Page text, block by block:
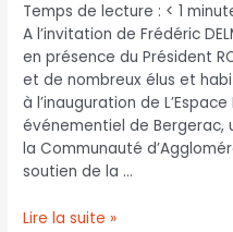
Temps de lecture : < 1
A l’invitation de Frédéric
en présence du Président
et de nombreux élus et
à l’inauguration de
événementiel de
la Communauté
soutien de la …
Lire la suite »